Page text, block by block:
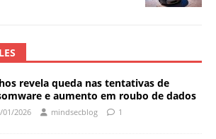
revela queda nas tentativas de
e aumento em roubo de dados
01/2026 mindsecblog 1